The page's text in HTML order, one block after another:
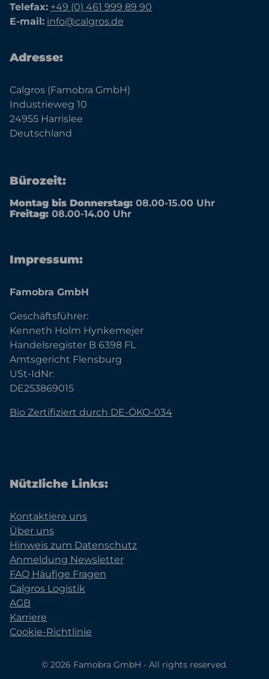
Telefax: +49 (0) 461 999 89 90
E-mail: info@calgros.de
Adresse:
Calgros (Famobra GmbH)
Industrieweg 10
24955 Harrislee
Deutschland
Bürozeit:
Montag bis Donnerstag: 08.00-15.00 Uhr
Freitag: 08.00-14.00 Uhr
Impressum:
Famobra GmbH
Geschäftsführer:
Kenneth Holm Hynkemejer
Handelsregister B 6398 FL
Amtsgericht Flensburg
USt-IdNr:
DE253869015
Bio Zertifiziert durch DE-ÖKO-034
Nützliche Links:
Kontaktiere uns
Über uns
Hinweis zum Datenschutz
Anmeldung Newsletter
FAQ Häufige Fragen
Calgros Logistik
AGB
Karriere
Cookie-Richtlinie
© 2026 Famobra GmbH - All rights reserved.